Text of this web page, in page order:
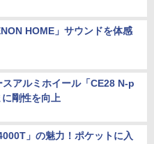
HOME」サウンドを体感
スアルミホイール「CE28 N-p
剛性を向上
」の魅力！ポケットに入